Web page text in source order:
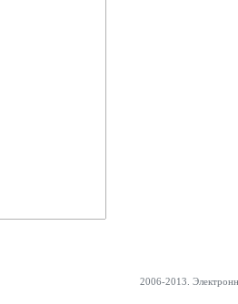
2006-2013.